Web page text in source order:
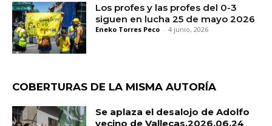
Los profes y las profes del 0-3
siguen en lucha 25 de mayo 2026
Eneko Torres Peco - 4 junio, 2026
COBERTURAS DE LA MISMA AUTORÍA
Se aplaza el desalojo de Adolfo
vecino de Vallecas.2026.06.24